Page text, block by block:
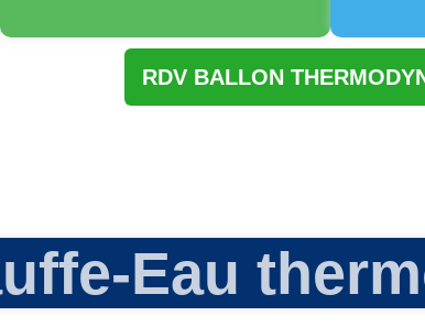
RDV BALLON
Eau